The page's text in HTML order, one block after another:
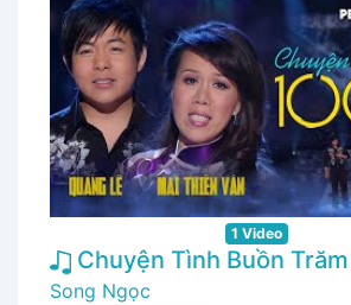
1 Video
Chuyện Tình Buồn
Song Ngọc